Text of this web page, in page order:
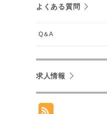
よくある質問
Q＆A
求人情報